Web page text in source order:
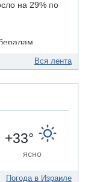
на 29% по
мужчина
за
падении
Вся лента
+33°
ясно
Погода в Израиле